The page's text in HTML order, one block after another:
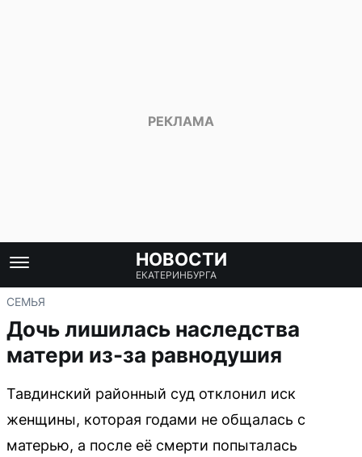
НОВОСТИ
ЕКАТЕРИНБУРГА
СЕМЬЯ
Дочь лишилась наследства
матери из-за равнодушия
Тавдинский районный суд отклонил иск
женщины, которая годами не общалась с
матерью, а после её смерти попыталась